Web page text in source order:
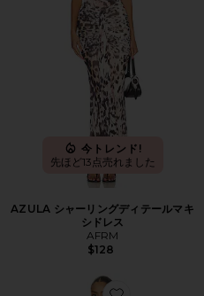
今トレンド!
先ほど13点売れました
AZULA シャーリングディテールマキ
シドレス
AFRM
$128